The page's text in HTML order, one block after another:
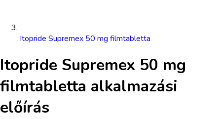
Itopride Supremex 50 mg filmtabletta
Itopride Supremex 50 mg
filmtabletta alkalmazási
előírás